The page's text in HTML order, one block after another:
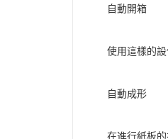
自動開箱
使用這樣的設
自動成形
在進行紙板的